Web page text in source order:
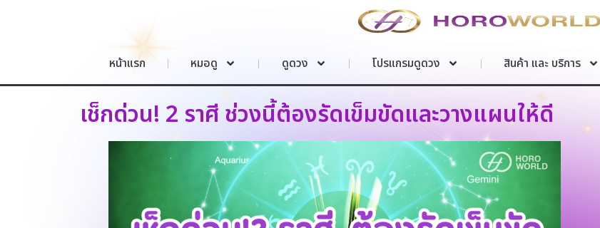
หน้าแรก หมอดู ดูดวง โปรแกรมดูดวง สินค้า และ บริการ
เช็กด่วน! 2 ราศี ช่วงนี้ต้องรัดเข็มขัดและวางแผนให้ดี